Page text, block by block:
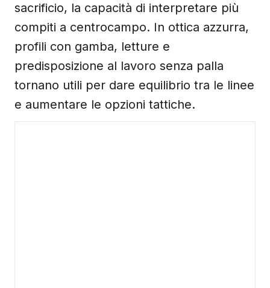
sacrificio, la capacità di interpretare più
compiti a centrocampo. In ottica azzurra,
profili con gamba, letture e
predisposizione al lavoro senza palla
tornano utili per dare equilibrio tra le linee
e aumentare le opzioni tattiche.